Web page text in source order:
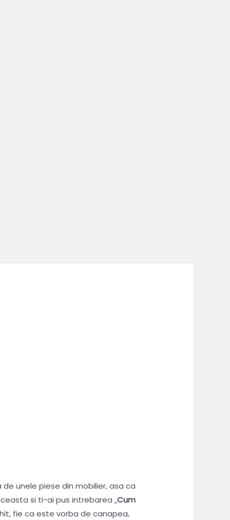
unele piese din mobilier, asa ca
si ti-ai pus intrebarea „Cum
fie ca este vorba de canapea,